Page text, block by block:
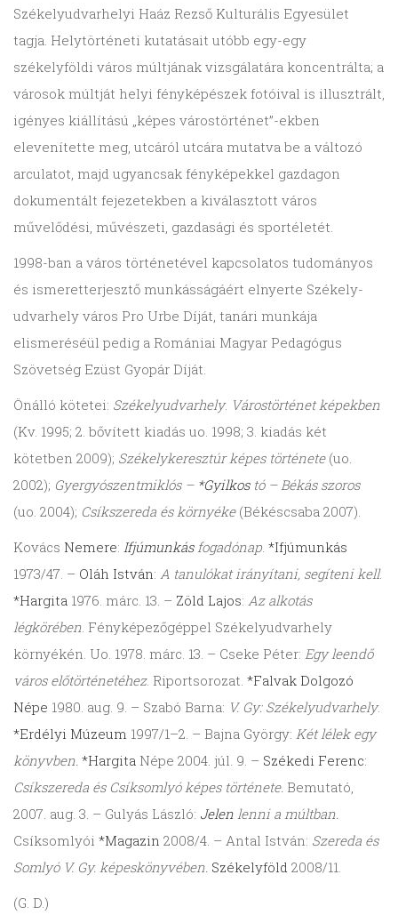
Székelyudvarhelyi Haáz Rezső Kulturális Egyesület
tagja. Helytörténeti kutatásait utóbb egy-egy
székelyföldi város múltjának vizsgálatára koncentrálta; a
városok múltját helyi fényképészek fotóival is illusztrált,
igényes kiállítású „képes várostörténet”-ekben
elevenítette meg, utcáról utcára mutatva be a változó
arculatot, majd ugyancsak fényképekkel gazdagon
dokumentált fejezetekben a kiválasztott város
művelődési, művészeti, gazdasági és sportéletét.
1998-ban a város történetével kapcsolatos tudományos
és ismeretterjesztő munkásságáért elnyerte Szé­kely­
udvarhely város Pro Urbe Díját, tanári munkája
elismeréséül pedig a Romániai Magyar Pedagógus
Szövetség Ezüst Gyopár Díját.
Önálló kötetei: Székelyudvarhely. Várostörténet képekben
(Kv. 1995; 2. bővített kiadás uo. 1998; 3. kiadás két
kötetben 2009); Székelykeresztúr képes története(uo.
2002); Gyergyó­szentmiklós – *Gyilkostó – Békás szoros
(uo. 2004); Csíkszereda és környéke(Békéscsaba 2007).
Kovács Nemere: Ifjúmunkásfogadónap. *Ifjúmunkás
1973/47. – Oláh István: A tanulókat irányítani, segíteni kell.
*Hargita 1976. márc. 13. – Zöld Lajos: Az alkotás
légkörében. Fényképezőgéppel Székelyudvarhely
környékén. Uo. 1978. márc. 13. – Cseke Péter: Egy leendő
város előtörténetéhez. Riportsorozat. *Falvak Dolgozó
Népe 1980. aug. 9. – Szabó Barna: V. Gy: Székelyudvarhely.
*Erdélyi Múzeum 1997/1–2. – Bajna György: Két lélek egy
könyvben. *Hargita Népe 2004. júl. 9. – Székedi Ferenc:
Csíkszereda és Csíksomlyó képes története. Bemutató,
2007. aug. 3. – Gulyás László: Jelen lenni a múltban.
Csíksomlyói *Magazin 2008/4. – Antal István: Szereda és
Somlyó V. Gy. képeskönyvében. Székelyföld 2008/11.
(G. D.)